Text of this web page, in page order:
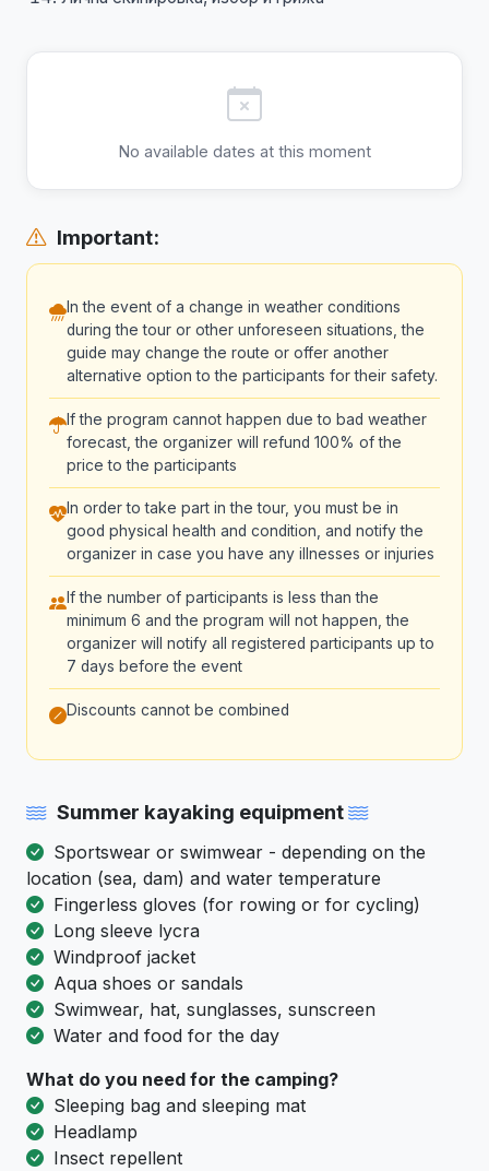
No available dates at this moment
Important:
In the event of a change in weather conditions
during the tour or other unforeseen situations, the
guide may change the route or offer another
alternative option to the participants for their safety.
If the program cannot happen due to bad weather
forecast, the organizer will refund 100% of the
price to the participants
In order to take part in the tour, you must be in
good physical health and condition, and notify the
organizer in case you have any illnesses or injuries
If the number of participants is less than the
minimum 6 and the program will not happen, the
organizer will notify all registered participants up to
7 days before the event
Discounts cannot be combined
Summer kayaking equipment
Sportswear or swimwear - depending on the
location (sea, dam) and water temperature
Fingerless gloves (for rowing or for cycling)
Long sleeve lycra
Windproof jacket
Aqua shoes or sandals
Swimwear, hat, sunglasses, sunscreen
Water and food for the day
What do you need for the camping?
Sleeping bag and sleeping mat
Headlamp
Insect repellent